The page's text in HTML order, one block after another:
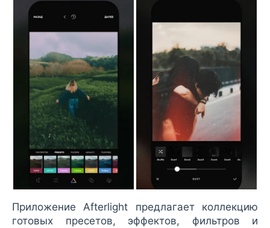
Приложение Afterlight предлагает коллекцию
готовых пресетов, эффектов, фильтров и